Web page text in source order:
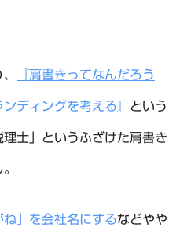
『肩書きってなんだろう
ディングを考える』 という
士」というふざけた肩書き
ね」を会社名にするなどやや